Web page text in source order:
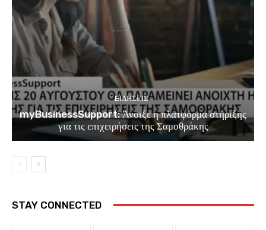
EΙΔΗΣΕΙΣ
myBusinessSupport: Άνοιξε η πλατφόρμα στήριξης
για τις επιχειρήσεις της Σαμοθράκης
STAY CONNECTED